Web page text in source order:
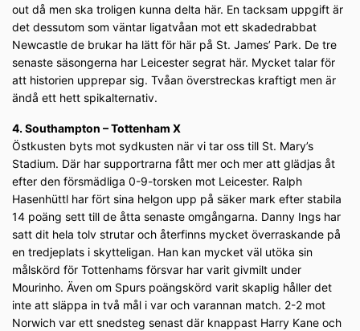
out då men ska troligen kunna delta här. En tacksam uppgift är
det dessutom som väntar ligatvåan mot ett skadedrabbat
Newcastle de brukar ha lätt för här på St. James’ Park. De tre
senaste säsongerna har Leicester segrat här. Mycket talar för
att historien upprepar sig. Tvåan överstreckas kraftigt men är
ändå ett hett spikalternativ.
4. Southampton – Tottenham X
Östkusten byts mot sydkusten när vi tar oss till St. Mary’s
Stadium. Där har supportrarna fått mer och mer att glädjas åt
efter den försmädliga 0-9-torsken mot Leicester. Ralph
Hasenhüttl har fört sina helgon upp på säker mark efter stabila
14 poäng sett till de åtta senaste omgångarna. Danny Ings har
satt dit hela tolv strutar och återfinns mycket överraskande på
en tredjeplats i skytteligan. Han kan mycket väl utöka sin
målskörd för Tottenhams försvar har varit givmilt under
Mourinho. Även om Spurs poängskörd varit skaplig håller det
inte att släppa in två mål i var och varannan match. 2-2 mot
Norwich var ett snedsteg senast där knappast Harry Kane och